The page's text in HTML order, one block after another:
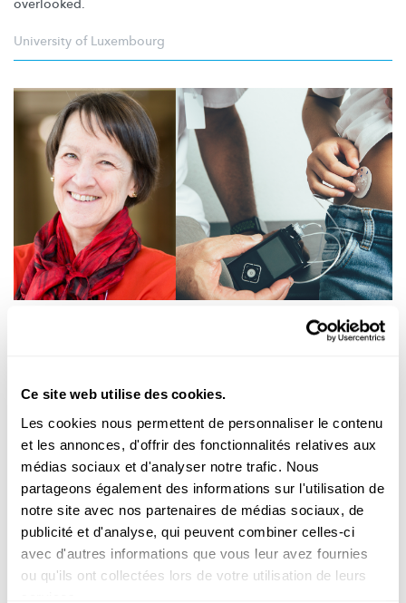
Ce site web utilise des cookies.
Les cookies nous permettent de personnaliser le contenu
et les annonces, d'offrir des fonctionnalités relatives aux
médias sociaux et d'analyser notre trafic. Nous
partageons également des informations sur l'utilisation de
notre site avec nos partenaires de médias sociaux, de
publicité et d'analyse, qui peuvent combiner celles-ci
avec d'autres informations que vous leur avez fournies
ou qu'ils ont collectées lors de votre utilisation de leurs
overlooked.
University of Luxembourg
diabète, un chiffre qui est en hausse. Pour les patients, c'est est
un fardeau au quotidien, pour la médecine, un sujet de
recherche majeur.
CHL